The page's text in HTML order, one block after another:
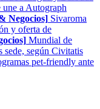
a Autograph
Negocios] Sivaroma
y oferta de
Mundial de
sede, según Civitatis
pet-friendly ante